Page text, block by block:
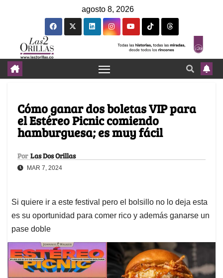
agosto 8, 2026
Cómo ganar dos boletas VIP para
el Estéreo Picnic comiendo
hamburguesa; es muy fácil
Por Las Dos Orillas
MAR 7, 2024
Si quiere ir a este festival pero el bolsillo no lo deja esta
es su oportunidad para comer rico y además ganarse un
pase doble